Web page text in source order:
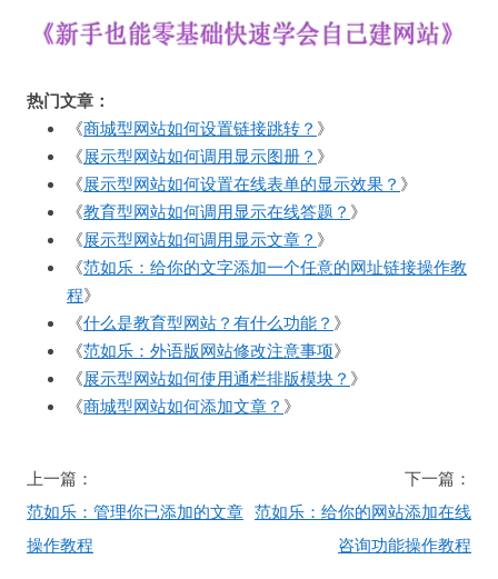
热门文章：
《商城型网站如何设置链接跳转？ 》
《展示型网站如何调用显示图册？ 》
《展示型网站如何设置在线表单的显示效果？ 》
《教育型网站如何调用显示在线答题？ 》
《展示型网站如何调用显示文章？ 》
《范如乐：给你的文字添加一个任意的网址链接操作教
程》
《什么是教育型网站？有什么功能？ 》
《范如乐：外语版网站修改注意事项》
《展示型网站如何使用通栏排版模块？ 》
《商城型网站如何添加文章？ 》
文
章
导
上一篇：
范如乐：管理你已添加的文章
操作教程
下一篇：
范如乐：给你的网站添加在线
咨询功能操作教程